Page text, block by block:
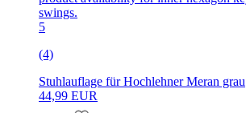
5
(4)
Stuhlauflage für Hochlehner Meran grau
44,99 EUR